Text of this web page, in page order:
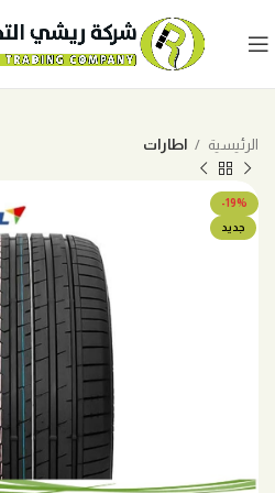
الرئيسية اطارات
-19%
جديد